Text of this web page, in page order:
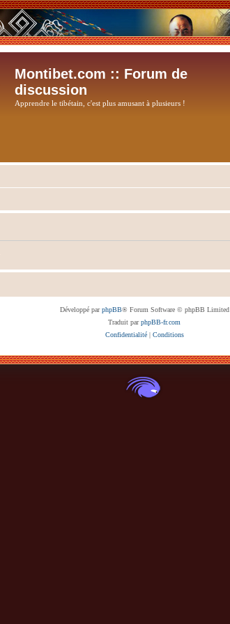
Montibet.com :: Forum de
discussion
Apprendre le tibétain, c'est plus amusant à plusieurs !
Développé parphpBB® Forum Software © phpBB Limited
Traduit parphpBB-fr.com
Confidentialité| Conditions